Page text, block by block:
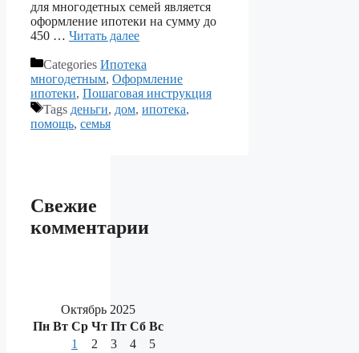
для многодетных семей является
оформление ипотеки на сумму до
450 … Читать далее
Categories Ипотека
многодетным, Оформление
ипотеки, Пошаговая инструкция
Tags деньги, дом, ипотека,
помощь, семья
Свежие
комментарии
Октябрь 2025
Пн Вт Ср Чт Пт Сб Вс
1
2 3 4
5